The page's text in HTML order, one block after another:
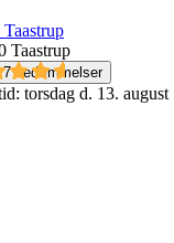
Taastrup
7 bedømmelser
torsdag d. 13. august